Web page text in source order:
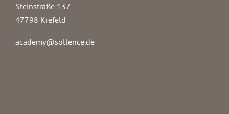
Steinstraße 137
47798 Krefeld
academy@sollence.de